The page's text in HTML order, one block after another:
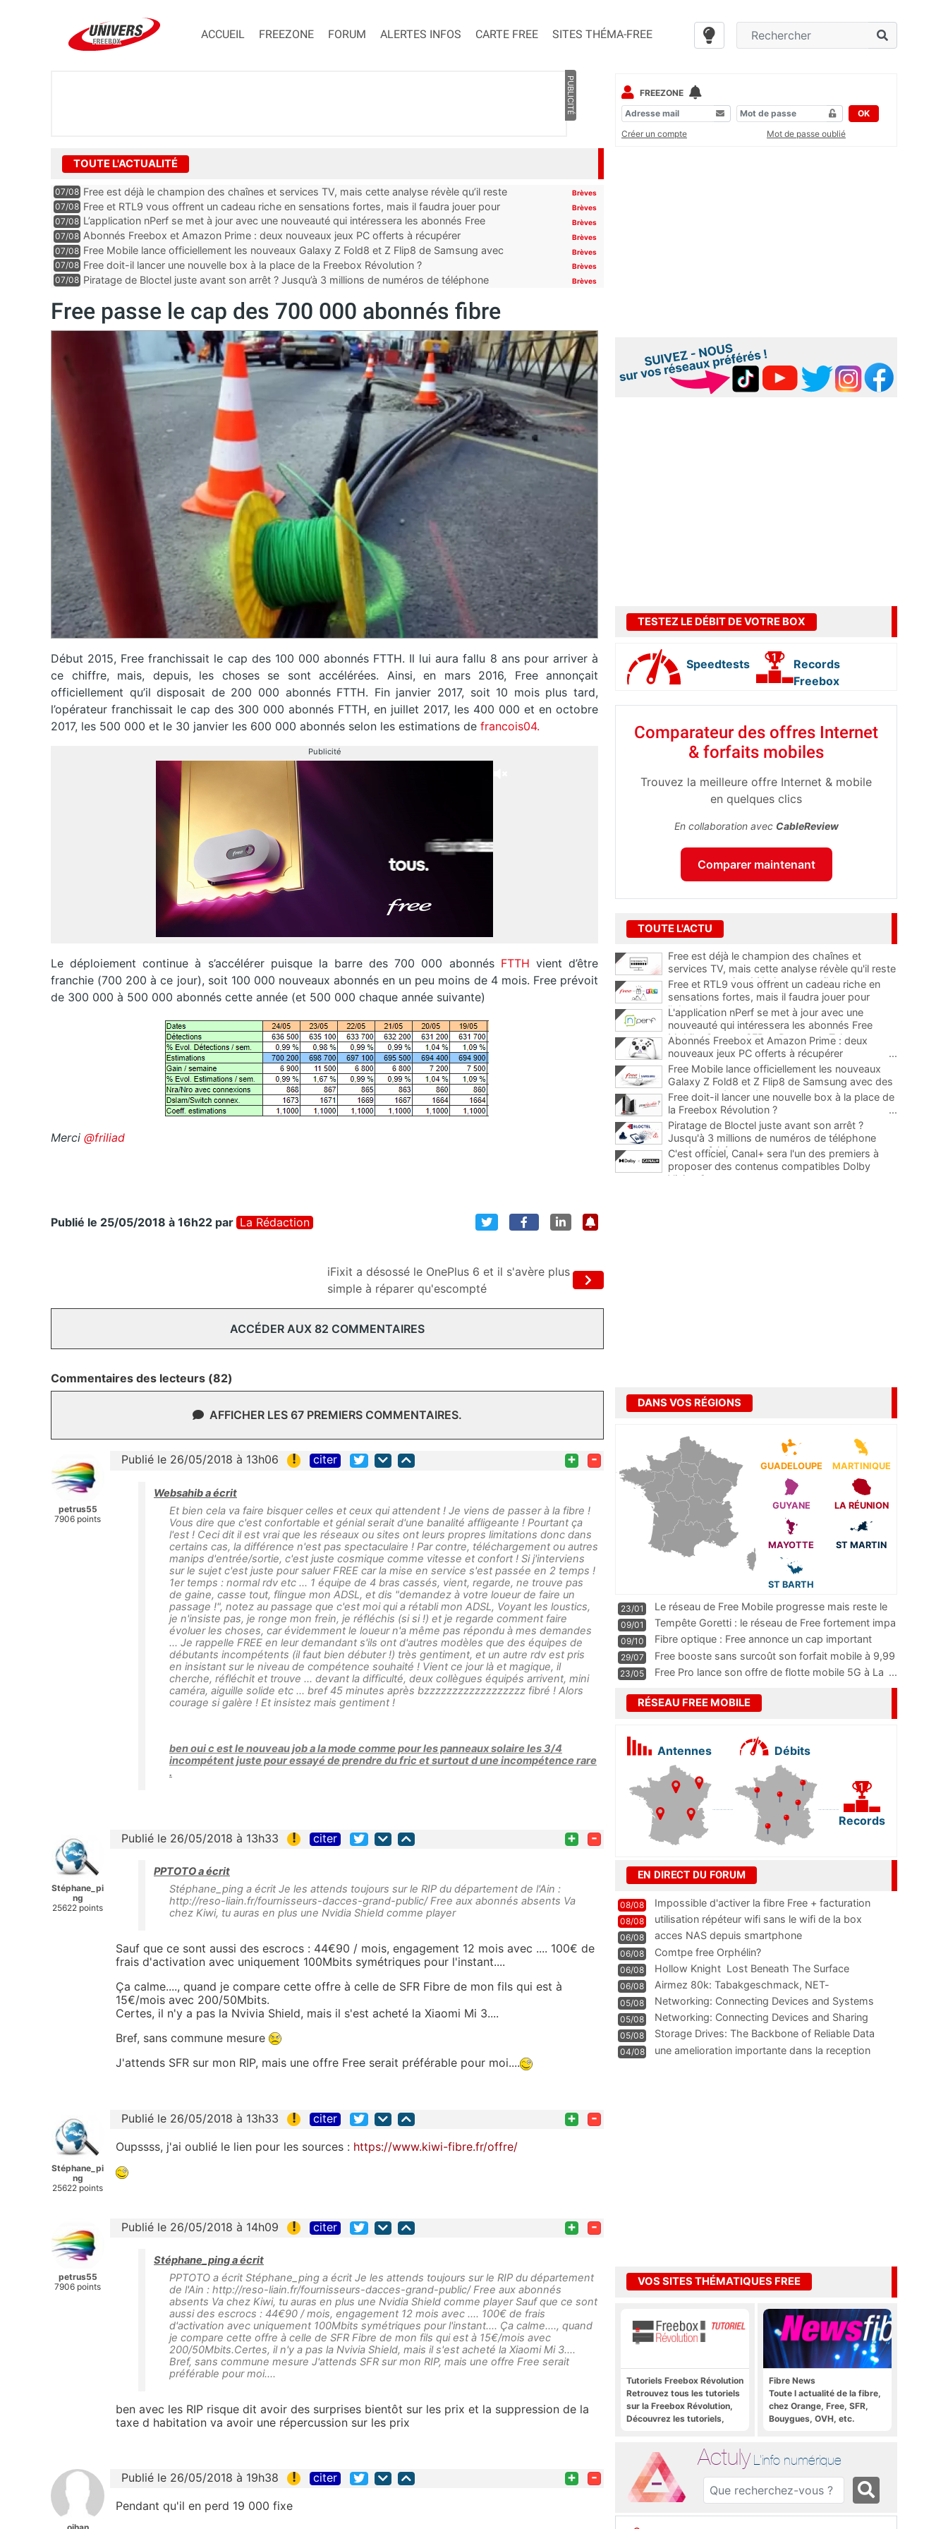
ACCUEIL FREEZONE FORUM ALERTES INFOS CARTE FREE SITES THÉMA-FREE
PUBLICITÉ
TOUTE L'ACTUALITÉ
07/08 Free est déjà le champion des chaînes et services TV, mais cette analyse révèle qu’il reste
encore au moin...
Brèves
07/08 Free et RTL9 vous offrent un cadeau riche en sensations fortes, mais il faudra jouer pour
l’obtenir
Brèves
07/08 L’application nPerf se met à jour avec une nouveauté qui intéressera les abonnés Free
Mobile, Orange, SFR ...
Brèves
07/08 Abonnés Freebox et Amazon Prime : deux nouveaux jeux PC offerts à récupérer Brèves
07/08 Free Mobile lance officiellement les nouveaux Galaxy Z Fold8 et Z Flip8 de Samsung avec
des promos et des cadeaux
Brèves
07/08 Free doit-il lancer une nouvelle box à la place de la Freebox Révolution ? Brèves
07/08 Piratage de Bloctel juste avant son arrêt ? Jusqu’à 3 millions de numéros de téléphone
Brèves
Free passe le cap des 700 000 abonnés fibre
Début 2015, Free franchissait le cap des 100 000 abonnés FTTH. Il lui aura fallu 8 ans pour arriver à
ce chiffre, mais, depuis, les choses se sont accélérées. Ainsi, en mars 2016, Free annonçait
officiellement qu’il disposait de 200 000 abonnés FTTH. Fin janvier 2017, soit 10 mois plus tard,
l’opérateur franchissait le cap des 300 000 abonnés FTTH, en juillet 2017, les 400 000 et en octobre
2017, les 500 000 et le 30 janvier les 600 000 abonnés selon les estimations de francois04.
Publicité
Le déploiement continue à s’accélérer puisque la barre des 700 000 abonnésFTTH vient d’être
franchie (700 200 à ce jour), soit 100 000 nouveaux abonnés en un peu moins de 4 mois. Free prévoit
de 300 000 à 500 000 abonnés cette année (et 500 000 chaque année suivante)
Merci @friliad
Publié le 25/05/2018 à 16h22 par La Rédaction
iFixit a désossé le OnePlus 6 et il s'avère plus
simple à réparer qu'escompté
ACCÉDER AUX 82 COMMENTAIRES
Commentaires des lecteurs (82)
AFFICHER LES 67 PREMIERS COMMENTAIRES.
petrus55
7906 points
Publié le 26/05/2018 à 13h06 ! citer + -
Websahib a écrit
Et bien cela va faire bisquer celles et ceux qui attendent ! Je viens de passer à la fibre !
Vous dire que c'est confortable et génial serait d'une banalité affligeante ! Pourtant ça
l'est ! Ceci dit il est vrai que les réseaux ou sites ont leurs propres limitations donc dans
certains cas, la différence n'est pas spectaculaire ! Par contre, téléchargement ou autres
manips d'entrée/sortie, c'est juste cosmique comme vitesse et confort ! Si j'interviens
sur le sujet c'est juste pour saluer FREE car la mise en service s'est passée en 2 temps !
1er temps : normal rdv etc ... 1 équipe de 4 bras cassés, vient, regarde, ne trouve pas
de gaine, casse tout, flingue mon ADSL, et dis "demandez à votre loueur de faire un
passage !", notez au passage que c'est moi qui a rétabli mon ADSL, Voyant les loustics,
je n'insiste pas, je ronge mon frein, je réfléchis (si si !) et je regarde comment faire
évoluer les choses, car évidemment le loueur n'a même pas répondu à mes demandes
... Je rappelle FREE en leur demandant s'ils ont d'autres modèles que des équipes de
débutants incompétents (il faut bien débuter !) très gentiment, et un autre rdv est pris
en insistant sur le niveau de compétence souhaité ! Vient ce jour là et magique, il
cherche, réfléchit et trouve ... devant la difficulté, deux collègues équipés arrivent, mini
caméra, aiguille solide etc ... bref 45 minutes après bzzzzzzzzzzzzzzzzzz fibré ! Alors
courage si galère ! Et insistez mais gentiment !
ben oui c est le nouveau job a la mode comme pour les panneaux solaire les 3/4
incompétent juste pour essayé de prendre du fric et surtout d une incompétence rare
.
Stéphane_pi
ng
25622 points
Publié le 26/05/2018 à 13h33 ! citer + -
PPTOTO a écrit
Stéphane_ping a écrit Je les attends toujours sur le RIP du département de l'Ain :
http://reso-liain.fr/fournisseurs-dacces-grand-public/ Free aux abonnés absents Va
chez Kiwi, tu auras en plus une Nvidia Shield comme player
Sauf que ce sont aussi des escrocs : 44€90 / mois, engagement 12 mois avec .... 100€ de
frais d'activation avec uniquement 100Mbits symétriques pour l'instant....
Ça calme...., quand je compare cette offre à celle de SFR Fibre de mon fils qui est à
15€/mois avec 200/50Mbits.
Certes, il n'y a pas la Nvivia Shield, mais il s'est acheté la Xiaomi Mi 3....
Bref, sans commune mesure
J'attends SFR sur mon RIP, mais une offre Free serait préférable pour moi....
Stéphane_pi
ng
25622 points
Publié le 26/05/2018 à 13h33 ! citer + -
Oupssss, j'ai oublié le lien pour les sources : https://www.kiwi-fibre.fr/offre/
petrus55
7906 points
Publié le 26/05/2018 à 14h09 ! citer + -
Stéphane_ping a écrit
PPTOTO a écrit Stéphane_ping a écrit Je les attends toujours sur le RIP du département
de l'Ain : http://reso-liain.fr/fournisseurs-dacces-grand-public/ Free aux abonnés
absents Va chez Kiwi, tu auras en plus une Nvidia Shield comme player Sauf que ce sont
aussi des escrocs : 44€90 / mois, engagement 12 mois avec .... 100€ de frais
d'activation avec uniquement 100Mbits symétriques pour l'instant.... Ça calme...., quand
je compare cette offre à celle de SFR Fibre de mon fils qui est à 15€/mois avec
200/50Mbits.Certes, il n'y a pas la Nvivia Shield, mais il s'est acheté la Xiaomi Mi 3....
Bref, sans commune mesure J'attends SFR sur mon RIP, mais une offre Free serait
préférable pour moi....
ben avec les RIP risque dit avoir des surprises bientôt sur les prix et la suppression de la
taxe d habitation va avoir une répercussion sur les prix
Publié le 26/05/2018 à 19h38 ! citer + -
Pendant qu'il en perd 19 000 fixe
FREEZONE
OK
Créer un compte
Mot de passe oublié
TESTEZ LE DÉBIT DE VOTRE BOX
Speedtests
Records
Freebox
Comparateur des offres Internet
& forfaits mobiles
Trouvez la meilleure offre Internet & mobile
en quelques clics
En collaboration avec CableReview
Comparer maintenant
TOUTE L'ACTU
Free est déjà le champion des chaînes et
services TV, mais cette analyse révèle qu'il reste
encore au moins 141 ajouts possibles
Free et RTL9 vous offrent un cadeau riche en
sensations fortes, mais il faudra jouer pour
l'obtenir
L'application nPerf se met à jour avec une
nouveauté qui intéressera les abonnés Free
Mobile, Orange, SFR et Bouygues Telecom
Abonnés Freebox et Amazon Prime : deux
nouveaux jeux PC offerts à récupérer
...
Free Mobile lance officiellement les nouveaux
Galaxy Z Fold8 et Z Flip8 de Samsung avec des
promos et des cadeaux
...
Free doit-il lancer une nouvelle box à la place de
la Freebox Révolution ?
...
Piratage de Bloctel juste avant son arrêt ?
Jusqu'à 3 millions de numéros de téléphone
auraient fuité
C'est officiel, Canal+ sera l'un des premiers à
proposer des contenus compatibles Dolby
Vision 2
DANS VOS RÉGIONS
GUADELOUPE MARTINIQUE
GUYANE LA RÉUNION
MAYOTTE ST MARTIN
ST BARTH
23/01
Le réseau de Free Mobile progresse mais reste le
m
...
09/01
Tempête Goretti : le réseau de Free fortement impa
09/10
Fibre optique : Free annonce un cap important
pass
...
29/07
Free booste sans surcoût son forfait mobile à 9,99
23/05 Free Pro lance son offre de flotte mobile 5G à La ...
RÉSEAU FREE MOBILE
Antennes Débits
Records
EN DIRECT DU FORUM
08/08
Impossible d'activer la fibre Free + facturation
résiliation
08/08 utilisation répéteur wifi sans le wifi de la box
06/08 acces NAS depuis smartphone
06/08 Comtpe free Orphélin?
06/08 Hollow Knight  Lost Beneath The Surface
06/08
Airmez 80k: Tabakgeschmack, NET-
Technologie und Leistung im
05/08 Networking: Connecting Devices and Systems
05/08
Networking: Connecting Devices and Sharing
Information
05/08
Storage Drives: The Backbone of Reliable Data
Management
04/08
une amelioration importante dans la reception
VOS SITES THÉMATIQUES FREE
Tutoriels Freebox Révolution
Retrouvez tous les tutoriels
sur la Freebox Révolution,
Découvrez les tutoriels,
Freebox Server, Freebox
Player
Fibre News
Toute l actualité de la fibre,
chez Orange, Free, SFR,
Bouygues, OVH, etc.
Actuly L'info numérique